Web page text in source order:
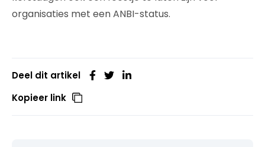
organisaties met een ANBI-status.
Deel dit artikel
Kopieer link